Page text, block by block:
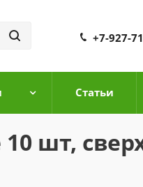
+7-927-
Cтатьи
шт,